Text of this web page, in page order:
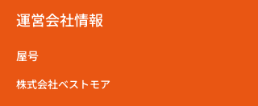
運営会社情報
屋号
株式会社ベストモア